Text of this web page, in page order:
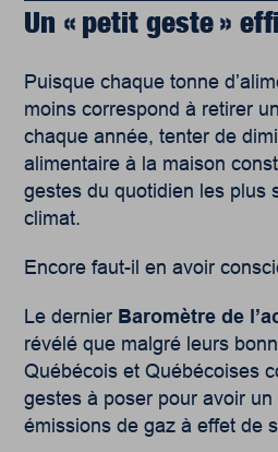
Un « petit geste »
Puisque chaque tonne
moins correspond à retirer
chaque année, tenter de
alimentaire à la maison
gestes du quotidien les plus
climat.
Encore faut-il en avoir
Le dernier Baromètre de
révélé que malgré leurs
Québécois et Québécoises
gestes à poser pour avoir
émissions de gaz à effet de